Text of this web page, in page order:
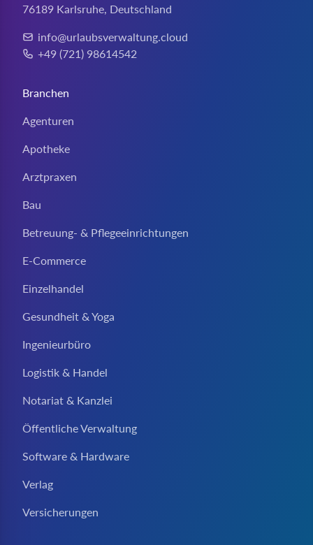
76189 Karlsruhe, Deutschland
E-Mail:
info@urlaubsverwaltung.cloud
Telefon:
+49 (721) 98614542
Branchen
Agenturen
Apotheke
Arztpraxen
Bau
Betreuung- & Pflegeeinrichtungen
E-Commerce
Einzelhandel
Gesundheit & Yoga
Ingenieurbüro
Logistik & Handel
Notariat & Kanzlei
Öffentliche Verwaltung
Software & Hardware
Verlag
Versicherungen